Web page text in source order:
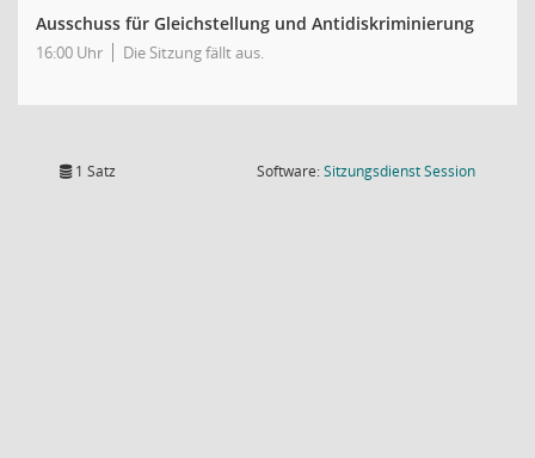
Ausschuss für Gleichstellung und Antidiskriminierung
16:00 Uhr Die Sitzung fällt aus.
1 Satz Software:SitzungsdienstSession(Wird in